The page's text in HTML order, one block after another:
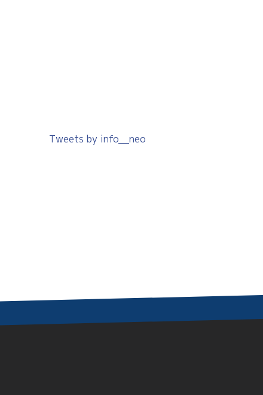
Tweets by info__neo